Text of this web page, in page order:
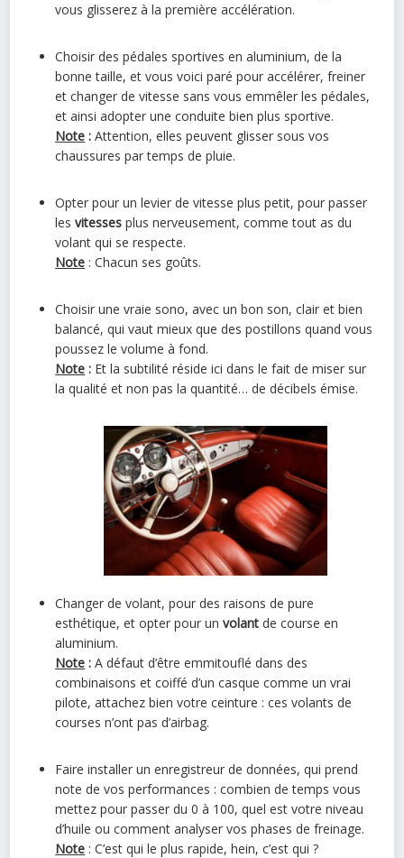
vous glisserez à la première accélération.
Choisir des pédales sportives en aluminium, de la
bonne taille, et vous voici paré pour accélérer, freiner
et changer de vitesse sans vous emmêler les pédales,
et ainsi adopter une conduite bien plus sportive.
Note : Attention, elles peuvent glisser sous vos
chaussures par temps de pluie.
Opter pour un levier de vitesse plus petit, pour passer
lesvitesses plus nerveusement, comme tout as du
volant qui se respecte.
Note : Chacun ses goûts.
Choisir une vraie sono, avec un bon son, clair et bien
balancé, qui vaut mieux que des postillons quand vous
poussez le volume à fond.
Note : Et la subtilité réside ici dans le fait de miser sur
la qualité et non pas la quantité… de décibels émise.
Changer de volant, pour des raisons de pure
esthétique, et opter pour unvolant de course en
aluminium.
Note : A défaut d’être emmitouflé dans des
combinaisons et coiffé d’un casque comme un vrai
pilote, attachez bien votre ceinture : ces volants de
courses n’ont pas d’airbag.
Faire installer un enregistreur de données, qui prend
note de vos performances : combien de temps vous
mettez pour passer du 0 à 100, quel est votre niveau
d’huile ou comment analyser vos phases de freinage.
Note : C’est qui le plus rapide, hein, c’est qui ?